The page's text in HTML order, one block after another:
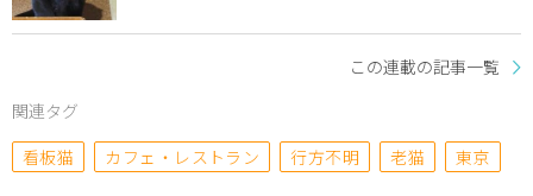
この連載の記事一覧
関連タグ
看板猫
カフェ・レストラン 行方不明 老猫 東京